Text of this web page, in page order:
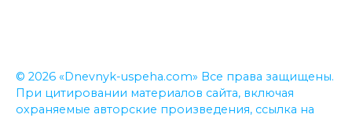
© 2026 «Dnevnyk-uspeha.com» Все права защищены.
При цитировании материалов сайта, включая
охраняемые авторские произведения, ссылка на